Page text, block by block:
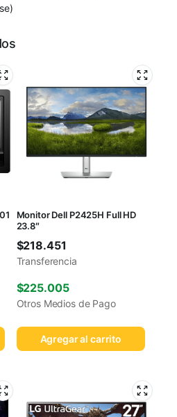
Monitor Dell P2425H Full HD
23.8″
$218.451
Transferencia
$225.005
Otros Medios de Pago
Agregar al carrito